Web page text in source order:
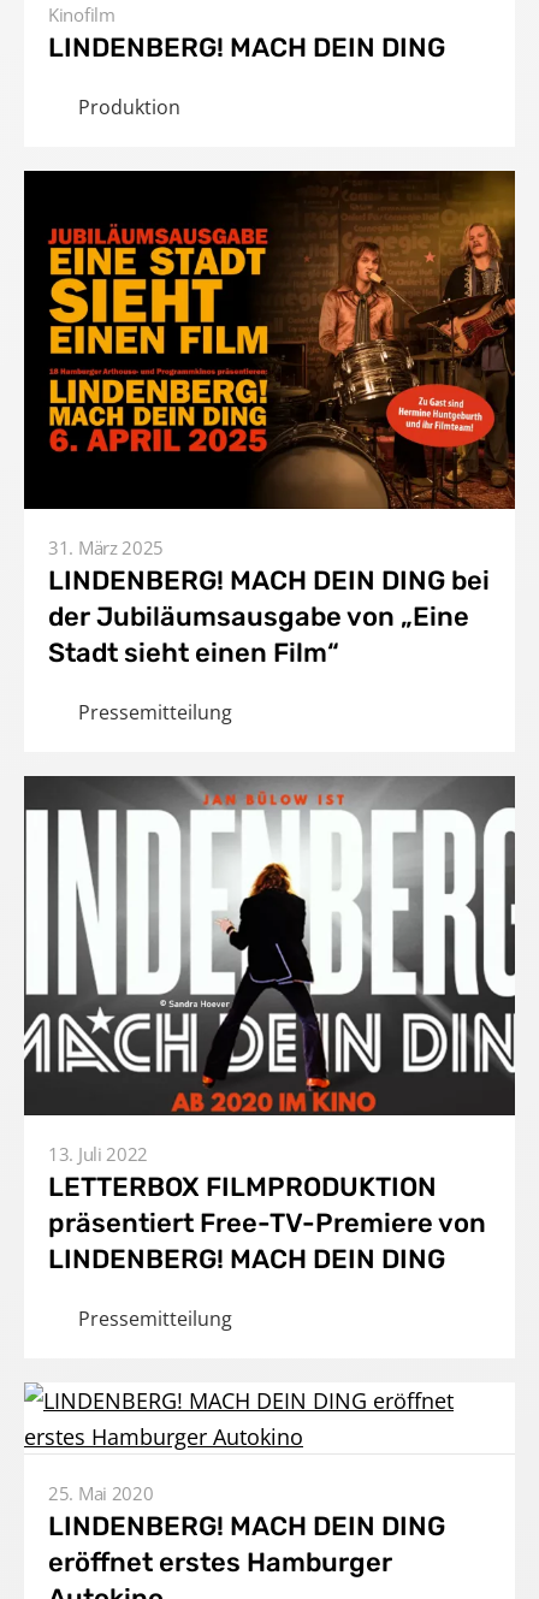
Kinofilm
LINDENBERG! MACH DEIN DING
Produktion
31. März 2025
LINDENBERG! MACH DEIN DING bei
der Jubiläumsausgabe von „Eine
Stadt sieht einen Film“
Pressemitteilung
13. Juli 2022
LETTERBOX FILMPRODUKTION
präsentiert Free-TV-Premiere von
LINDENBERG! MACH DEIN DING
Pressemitteilung
25. Mai 2020
LINDENBERG! MACH DEIN DING
eröffnet erstes Hamburger